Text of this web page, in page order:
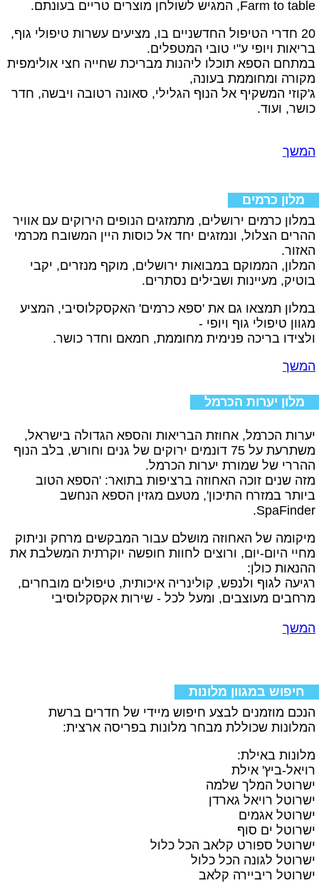
Farm to table, המגיש לשולחן מוצרים טריים בעונתם.
20 חדרי הטיפול החדשניים בו, מציעים עשרות טיפולי גוף,
בריאות ויופי ע"י טובי המטפלים.
במתחם הספא תוכלו ליהנות מבריכת שחייה חצי אולימפית
מקורה ומחוממת בעונה,
ג'קוזי המשקיף אל הנוף הגלילי, סאונה רטובה ויבשה, חדר
כושר, ועוד.
המשך
מלון כרמים
במלון כרמים ירושלים, מתמזגים הנופים הירוקים עם אוויר
ההרים הצלול, ונמזגים יחד אל כוסות היין המשובח מכרמי
האזור.
המלון, הממוקם במבואות ירושלים, מוקף מנזרים, יקבי
בוטיק, מעיינות ושבילים נסתרים.
במלון תמצאו גם את 'ספא כרמים' האקסקלוסיבי, המציע
מגוון טיפולי גוף ויופי -
ולצידו בריכה פנימית מחוממת, חמאם וחדר כושר.
המשך
מלון יערות הכרמל
יערות הכרמל, אחוזת הבריאות והספא הגדולה בישראל,
משתרעת על 75 דונמים ירוקים של גנים וחורש, בלב הנוף
ההררי של שמורת יערות הכרמל.
מזה שנים זוכה האחוזה ברציפות בתואר: 'הספא הטוב
ביותר במזרח התיכון', מטעם מגזין הספא הנחשב
SpaFinder.
מיקומה של האחוזה מושלם עבור המבקשים מרחק וניתוק
מחיי היום-יום, ורוצים לחוות חופשה יוקרתית המשלבת את
ההנאות כולן:
רגיעה לגוף ולנפש, קולינריה איכותית, טיפולים מובחרים,
מרחבים מעוצבים, ומעל לכל - שירות אקסקלוסיבי
המשך
חיפוש במגוון מלונות
הנכם מוזמנים לבצע חיפוש מיידי של חדרים ברשת
המלונות שכוללת מבחר מלונות בפריסה ארצית:
מלונות באילת:
רויאל-ביץ' אילת
ישרוטל המלך שלמה
ישרוטל רויאל גארדן
ישרוטל אגמים
ישרוטל ים סוף
ישרוטל ספורט קלאב הכל כלול
ישרוטל לגונה הכל כלול
ישרוטל ריביירה קלאב